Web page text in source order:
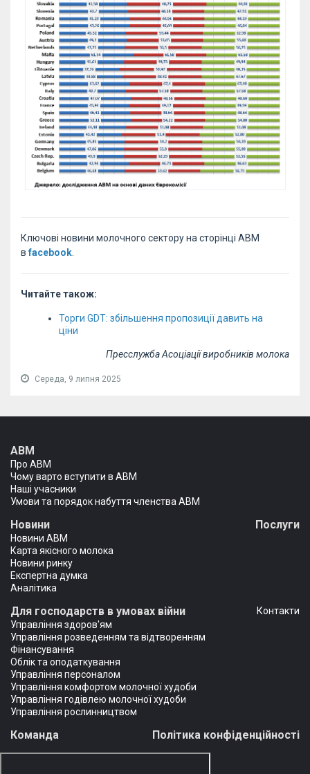
Ключові новини молочного сектору на сторінці АВМ
вfacebook.
Читайте також:
Торги GDT: збільшення пропозиції давить на
ціни
Пресслужба Асоціації виробників молока
Середа, 9 липня 2025
АВМ
Про АВМ
Чому варто вступити в АВМ
Наші учасники
Умови та порядок набуття членства АВМ
Новини
Новини АВМ
Карта якісного молока
Новини ринку
Експертна думка
Аналітика
Послуги
Для господарств в умовах війни
Управління здоров'ям
Управління розведенням та відтворенням
Фінансування
Облік та оподаткування
Управління персоналом
Управління комфортом молочної худоби
Управління годівлею молочної худоби
Управління рослинництвом
Контакти
Команда Політика конфіденційності